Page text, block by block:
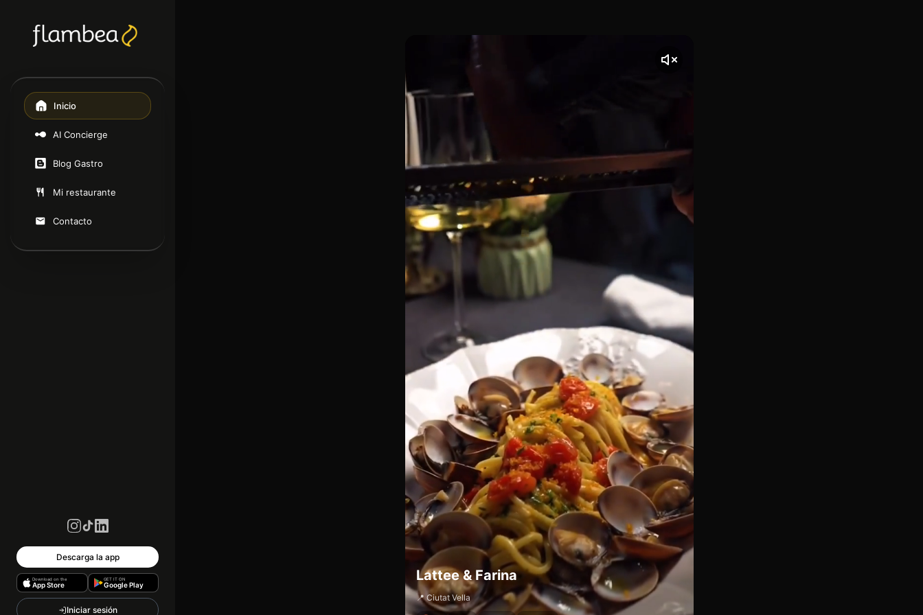
Inicio
AI Concierge
Blog Gastro
Mi restaurante
Contacto
Descarga la app
Download on the
App Store
GET IT ON
Google Play
Iniciar sesión
Lattee & Farina
📍 Ciutat Vella
Latte & Farina, en la icónica Plaça Redona del casco antiguo de Valencia, es ese pequeño rincón
[00:00 - Escena 1: Introducción y Ambiente] El vídeo comienza con una toma de Lattee &